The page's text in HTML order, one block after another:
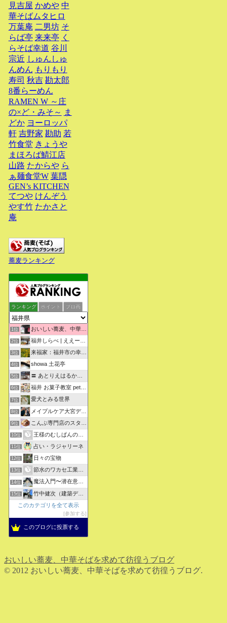
見吉屋 かめや 中
華そばムタヒロ
万葉庵 二男坊 そ
らば亭 来来亭 く
らそば幸道 谷川
宗近 しゅんしゅ
んめん もりもり
寿司 秋吉 勘太郎
8番らーめん
RAMEN W ～庄
の×ど・みそ～ ま
どか ヨーロッパ
軒 吉野家 勘助 若
竹食堂 きょうや
まほろば鯖江店
山路 たからや ら
ぁ麺食堂W 葉隠
GEN’s KITCHEN
てつや けんぞう
やす竹 たかさと
庵
蕎麦ランキング
ランキング ポイント ブロ画
1位 おいしい蕎麦、中華そばを求めて彷徨うブログ
2位 福井しらべ | ええーっ！？そうなんや！知らんかったわ。
3位 来福家：福井市の幸せリフォーム物語
4位 showa 土花亭
5位 〓 あとりえはるかの日々悠悠 〓
6位 福井 お菓子教室 petit sugarland
7位 愛犬とみる世界
8位 メイプルケア大宮デイサービス
9位 こんぶ専門店のスタッフ日記
10位 王様のむしぱんのブログ
11位 占い・ラジャリーネ
12位 日々の宝物
13位 節水のワカセ工業のブログ
14位 魔法入門〜潜在意識〜真を見抜く秘法〜
15位
竹中健次（建築デザイナー）のつぶやき
このカテゴリを全て表示
参加する
このブログに投票する
おいしい蕎麦、中華そばを求めて彷徨うブログ
© 2012 おいしい蕎麦、中華そばを求めて彷徨うブログ.